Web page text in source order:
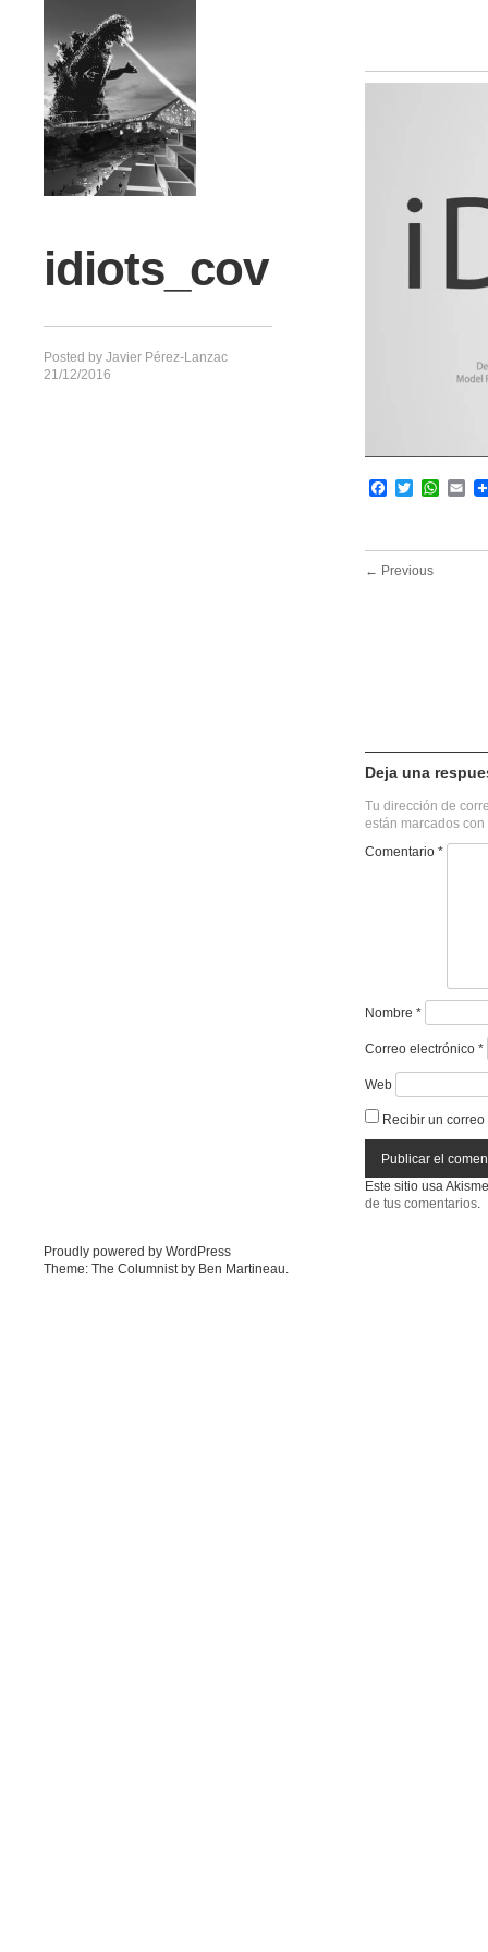
idiots_cov
Posted by Javier Pérez-Lanzac
21/12/2016
Facebook
Twitter
← Previous
Deja una
Tu dirección de
están marcados con
Comentario *
Nombre *
Correo electrónico *
Web
Recibir un
Este sitio usa
de tus comentarios.
Proudly powered by WordPress
Theme: The Columnist by Ben Martineau.